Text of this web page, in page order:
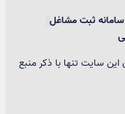
سامانه ثبت مشاغل
سایت تنها با ذکر منبع